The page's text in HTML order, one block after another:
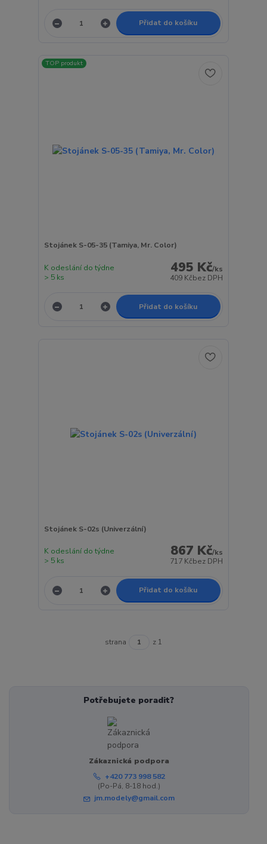
Přidat do košíku
TOP produkt
Stojánek S-05-35 (Tamiya, Mr. Color)
495 Kč/ks
409 Kčbez DPH
K odeslání do týdne
> 5 ks
Přidat do košíku
Stojánek S-02s (Univerzální)
867 Kč/ks
717 Kčbez DPH
K odeslání do týdne
> 5 ks
Přidat do košíku
strana z 1
Potřebujete poradit?
Zákaznická podpora
+420 773 998 582
(Po-Pá, 8-18 hod.)
jm.modely@gmail.com